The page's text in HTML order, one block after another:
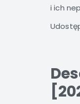
i ich